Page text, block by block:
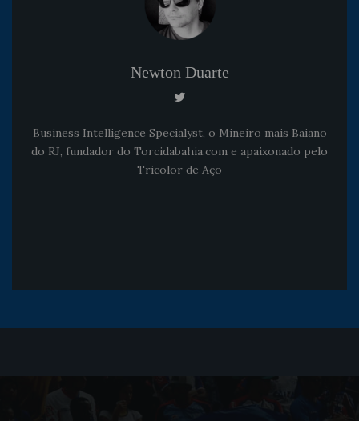
Newton Duarte
Business Intelligence Specialyst, o Mineiro mais Baiano
do RJ, fundador do Torcidabahia.com e apaixonado pelo
Tricolor de Aço